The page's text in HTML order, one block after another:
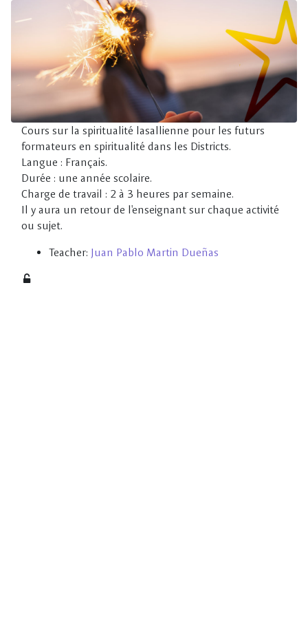
Skip to main content
Cours sur la spiritualité lasallienne pour les futurs
formateurs en spiritualité dans les Districts.
Langue : Français.
Durée : une année scolaire.
Charge de travail : 2 à 3 heures par semaine.
Il y aura un retour de l'enseignant sur chaque activité
ou sujet.
Teacher: Juan Pablo Martin Dueñas